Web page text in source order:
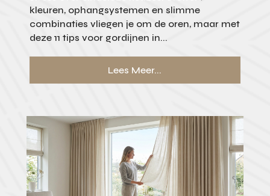
kleuren, ophangsystemen en slimme
combinaties vliegen je om de oren, maar met
deze 11 tips voor gordijnen in...
Lees Meer...